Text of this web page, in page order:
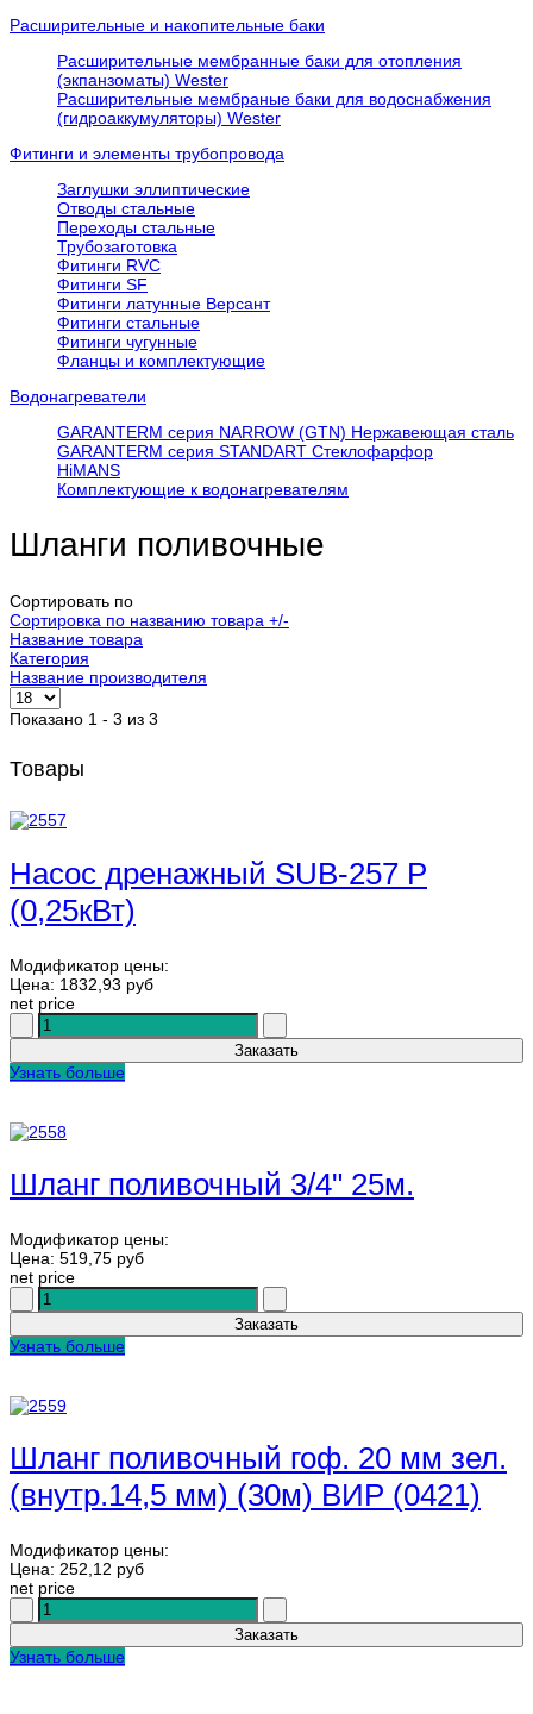
Расширительные и накопительные баки
Расширительные мембранные баки для отопления
(экпанзоматы) Wester
Расширительные мембраные баки для водоснабжения
(гидроаккумуляторы) Wester
Фитинги и элементы трубопровода
Заглушки эллиптические
Отводы стальные
Переходы стальные
Трубозаготовка
Фитинги RVC
Фитинги SF
Фитинги латунные Версант
Фитинги стальные
Фитинги чугунные
Фланцы и комплектующие
Водонагреватели
GARANTERM серия NARROW (GTN) Нержавеющая сталь
GARANTERM серия STANDART Стеклофарфор
HiMANS
Комплектующие к водонагревателям
Шланги поливочные
Сортировать по
Сортировка по названию товара +/-
Название товара
Категория
Название производителя
Показано 1 - 3 из 3
Товары
Насос дренажный SUB-257 P
(0,25кВт)
Модификатор цены:
Цена: 1832,93 руб
net price
Узнать больше
Шланг поливочный 3/4" 25м.
Модификатор цены:
Цена: 519,75 руб
net price
Узнать больше
Шланг поливочный гоф. 20 мм зел.
(внутр.14,5 мм) (30м) ВИР (0421)
Модификатор цены:
Цена: 252,12 руб
net price
Узнать больше